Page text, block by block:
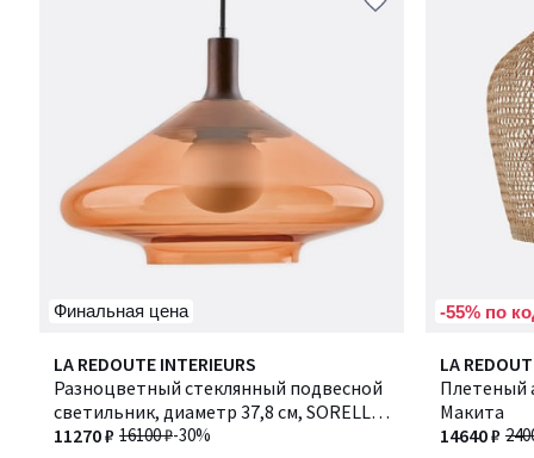
Финальная цена
LA REDOUTE INTERIEURS
Разноцветный стеклянный подвесной
светильник, диаметр 37,8 см, SORELLE
/ СОРЕЛЛ16100 ₽-30%
11270 ₽
-55% по
LA
Плетеный
Макита
14640 ₽
4,8
/ 5